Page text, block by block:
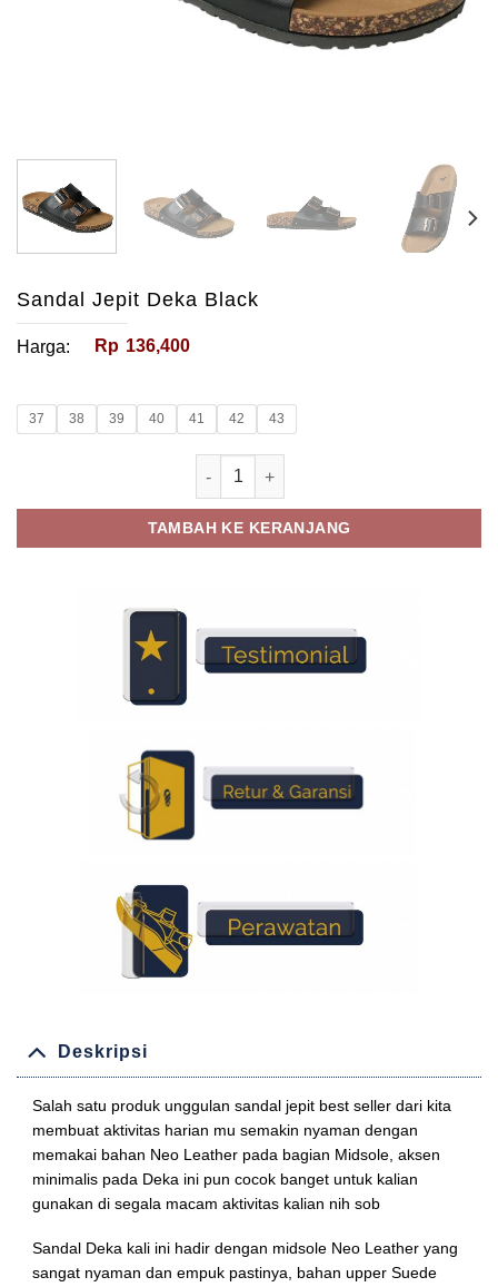
Sandal Jepit Deka Black
Harga: Rp 136,400
37 38 39 40 41 42 43
Kuantitas Sandal Jepit Deka Black
TAMBAH KE KERANJANG
Deskripsi
Salah satu produk unggulan sandal jepit best seller dari kita
membuat aktivitas harian mu semakin nyaman dengan
memakai bahan Neo Leather pada bagian Midsole, aksen
minimalis pada Deka ini pun cocok banget untuk kalian
gunakan di segala macam aktivitas kalian nih sob
Sandal Deka kali ini hadir dengan midsole Neo Leather yang
sangat nyaman dan empuk pastinya, bahan upper Suede